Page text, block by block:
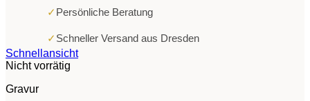
✓ Persönliche Beratung
✓ Schneller Versand aus Dresden
Schnellansicht
Nicht vorrätig
Gravur